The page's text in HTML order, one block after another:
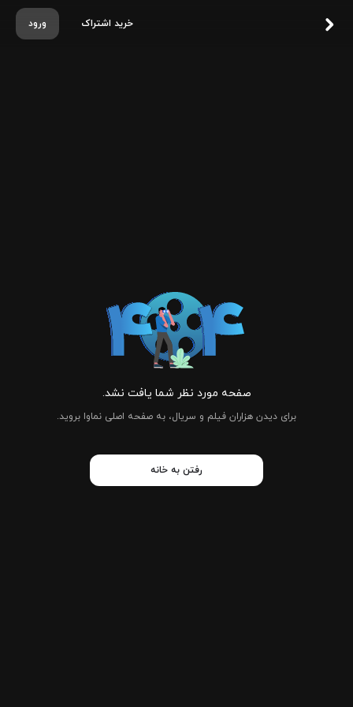
ورود خرید اشتراک
صفحه مورد نظر شما یافت نشد.
برای دیدن هزاران فیلم و سریال، به صفحه اصلی نماوا بروید.
رفتن به خانه